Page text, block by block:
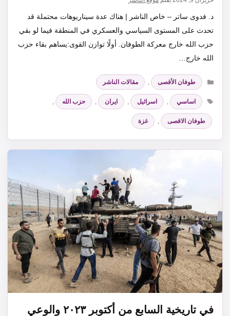
د. فدوى ساتر – خاص الناشر | هناك عدة سيناريوهات محتملة قد
تحدث على المستوى السياسي والعسكري في المنطقة فيما لو بقي
حزب الله خارج معركة الطوفان. أولًا توازن القوى:يساهم بقاء حزب
الله خارج…
التصنيفات
طوفان الأقصى ,
مقالات الناشر
الوسوم
اساسي , اسرائيل , ايران , حزب الله ,
طوفان الاقصى , غزة
في تاريخية السابع من أكتوبر ٢٠٢٣ والوعي